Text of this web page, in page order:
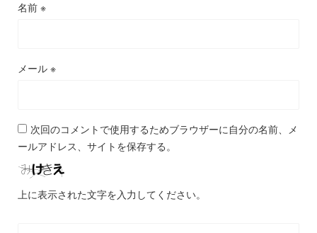
名前 ※
メール ※
次回のコメントで使用するためブラウザーに自分の名前、メ
ールアドレス、サイトを保存する。
上に表示された文字を入力してください。